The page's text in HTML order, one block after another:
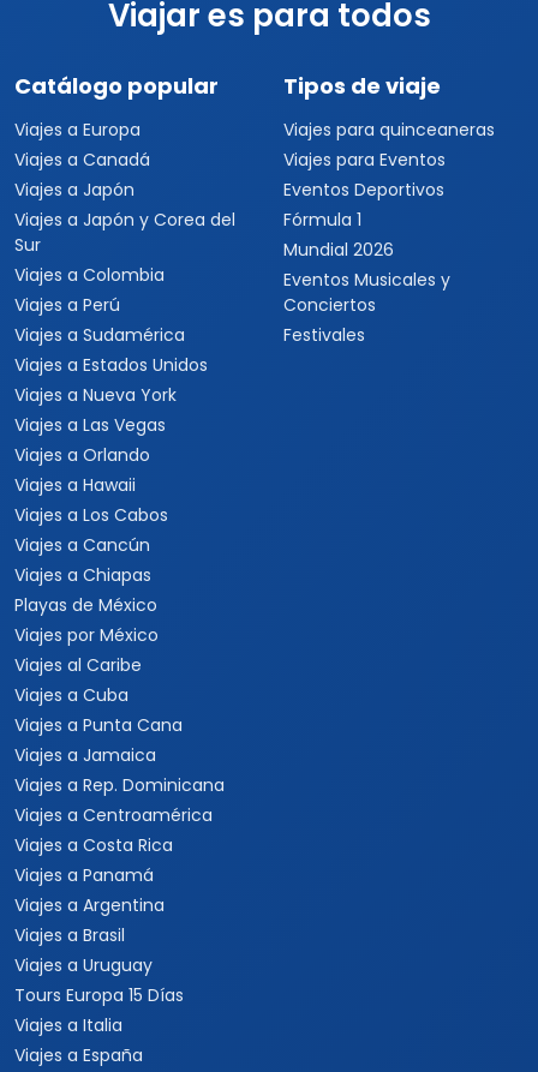
Viajar es para todos
Catálogo popular
Viajes a Europa
Viajes a Canadá
Viajes a Japón
Viajes a Japón y Corea del
Sur
Viajes a Colombia
Viajes a Perú
Viajes a Sudamérica
Viajes a Estados Unidos
Viajes a Nueva York
Viajes a Las Vegas
Viajes a Orlando
Viajes a Hawaii
Viajes a Los Cabos
Viajes a Cancún
Viajes a Chiapas
Playas de México
Viajes por México
Viajes al Caribe
Viajes a Cuba
Viajes a Punta Cana
Viajes a Jamaica
Viajes a Rep. Dominicana
Viajes a Centroamérica
Viajes a Costa Rica
Viajes a Panamá
Viajes a Argentina
Viajes a Brasil
Viajes a Uruguay
Tours Europa 15 Días
Viajes a Italia
Viajes a España
Tipos de viaje
Viajes para quinceaneras
Viajes para Eventos
Eventos Deportivos
Fórmula 1
Mundial 2026
Eventos Musicales y
Conciertos
Festivales